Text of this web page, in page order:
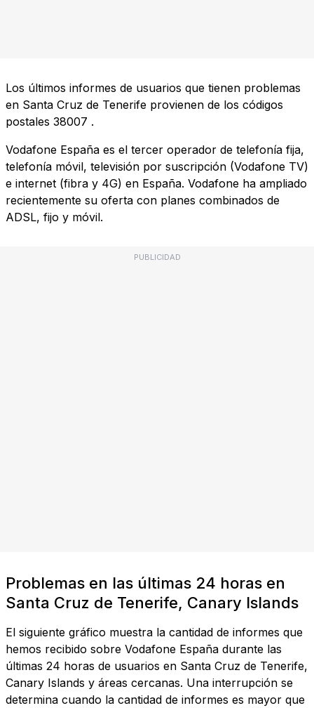
Los últimos informes de usuarios que tienen problemas
en Santa Cruz de Tenerife provienen de los códigos
postales 38007 .
Vodafone España es el tercer operador de telefonía fija,
telefonía móvil, televisión por suscripción (Vodafone TV)
e internet (fibra y 4G) en España. Vodafone ha ampliado
recientemente su oferta con planes combinados de
ADSL, fijo y móvil.
PUBLICIDAD
Problemas en las últimas 24 horas en
Santa Cruz de Tenerife, Canary Islands
El siguiente gráfico muestra la cantidad de informes que
hemos recibido sobre Vodafone España durante las
últimas 24 horas de usuarios en Santa Cruz de Tenerife,
Canary Islands y áreas cercanas. Una interrupción se
determina cuando la cantidad de informes es mayor que